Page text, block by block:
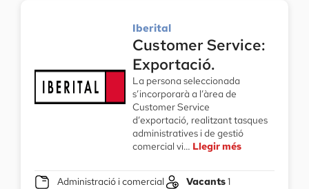
Iberital
Customer Service:
Exportació.
La persona seleccionada
s’incorporarà a l’àrea de
Customer Service
d’exportació, realitzant tasques
administratives i de gestió
comercial vi… Llegir més
Administració i comercial Vacants1